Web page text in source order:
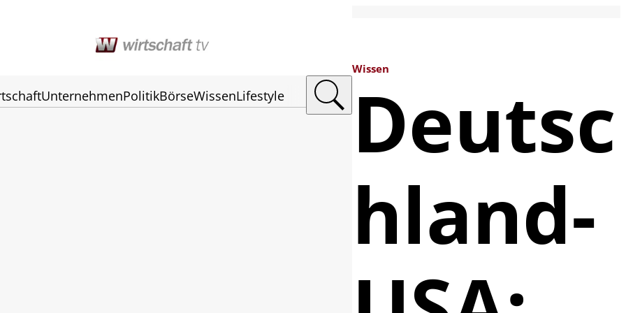
UnternehmenPolitikBörseWissenLifestyle
Wissen
Deutsc
hland-